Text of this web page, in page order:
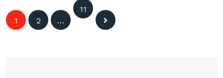
Posts
navigation
1 2 …
11
3